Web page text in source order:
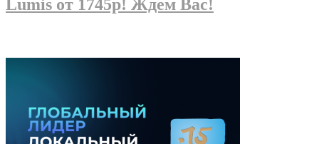
Lumis от 1745р! Ждем Вас!